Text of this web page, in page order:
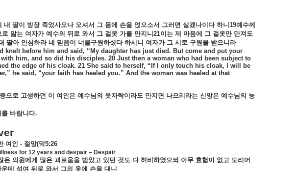
내 딸이 방장 죽었사오나 오셔서 그 몸에 손을 얹으소서 그러면 살겠나이다 하니 19예수께
로 앓는 여자가 예수의 뒤로 와서 그 겉옷 가를 만지니 21이는 제 마음에 그 겉옷만 만져도
딸아 안심하라 네 믿음이 너를구원하셨다 하시니 여자가 그 시로 구원을 받으니라
knelt before him and said, “My daughter has just died. But come and put your
him, and so did his disciples. 20 Just then a woman who had been subject to
the edge of his cloak. 21 She said to herself, “If I only touch his cloak, I will be
he said, “your faith has healed you.” And the woman was healed at that
으로 고생하던 이 여인은 예수님의 옷자락이라도 만지면 나으리라는 신앙은 예수님의 능
를 바랍니다.
여인 - 절망(막5:26
for 12 years and despair – Despair
은 의원에게 많은 괴로움을 받았고 있던 것도 다 허비하였으되 아무 효험이 없고 도리어
데 섞여 뒤로 와서 그의 옷에 손을 대니